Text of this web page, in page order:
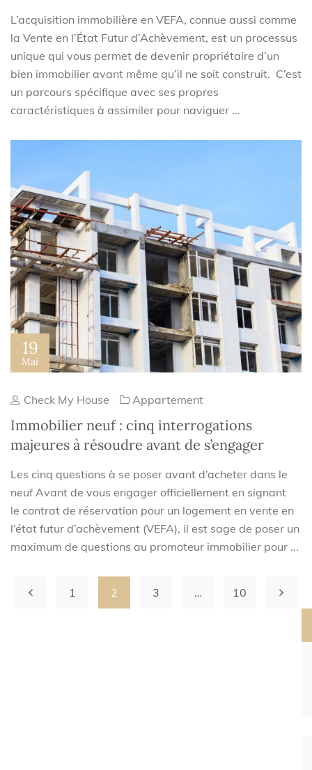
L’acquisition immobilière en VEFA, connue aussi comme
la Vente en l’État Futur d’Achèvement, est un processus
unique qui vous permet de devenir propriétaire d’un
bien immobilier avant même qu’il ne soit construit. C’est
un parcours spécifique avec ses propres
caractéristiques à assimiler pour naviguer ...
19
Mai
Check My House Appartement
Immobilier neuf : cinq interrogations
majeures à résoudre avant de s’engager
Les cinq questions à se poser avant d’acheter dans le
neuf Avant de vous engager officiellement en signant
le contrat de réservation pour un logement en vente en
l’état futur d’achèvement (VEFA), il est sage de poser un
maximum de questions au promoteur immobilier pour ...
1 2 3 … 10